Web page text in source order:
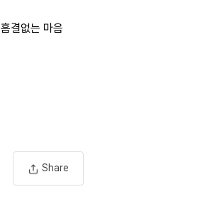
흠결없는 마음
Share